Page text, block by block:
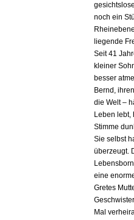
noch ein
liegende
Seit 41
kleiner
besser
Bernd,
die Welt –
Leben lebt,
Stimme
Sie selbst
überzeugt.
eine
Gretes
Mal